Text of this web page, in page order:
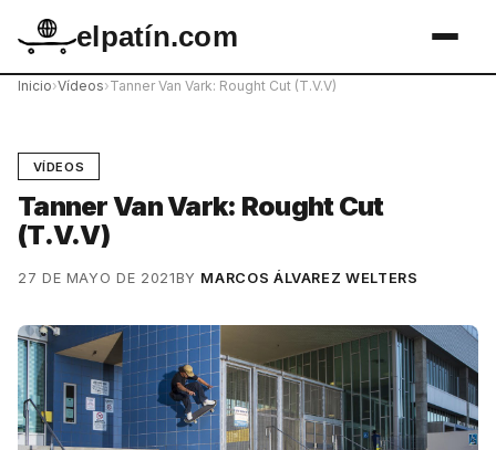
elpatín.com
Inicio›Vídeos›Tanner Van Vark: Rought Cut (T.V.V)
VÍDEOS
Tanner Van Vark: Rought Cut
(T.V.V)
27 DE MAYO DE 2021BY MARCOS ÁLVAREZ WELTERS